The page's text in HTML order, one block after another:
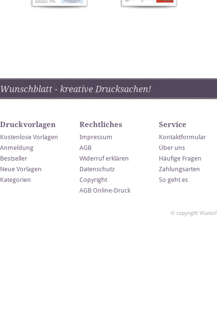
Wunschblatt - kreative Drucksachen!
Druckvorlagen
Kostenlose Vorlagen
Anmeldung
Bestseller
Neue Vorlagen
Kategorien
Rechtliches
Impressum
AGB
Widerruf erklären
Datenschutz
Copyright
AGB Online-Druck
Service
Kontaktformular
Über uns
Häufige Fragen
Zahlungsarten
So geht es
© copyright